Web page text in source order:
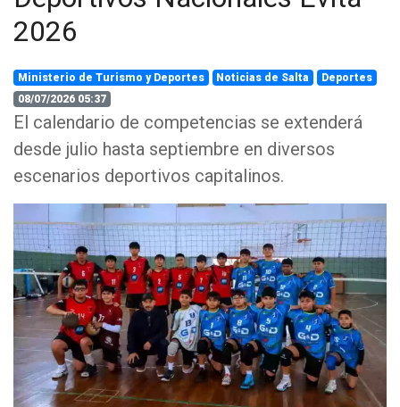
2026
Ministerio de Turismo y Deportes Noticias de Salta
Deportes
08/07/2026 05:37
El calendario de competencias se extenderá
desde julio hasta septiembre en diversos
escenarios deportivos capitalinos.